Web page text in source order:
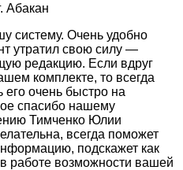
Абакан
систему. Очень удобно
утратил свою силу —
редакцию. Если вдруг
комплекте, то всегда
его очень быстро на
спасибо нашему
Тимченко Юлии
всегда поможет
подскажет как
работе возможности вашей